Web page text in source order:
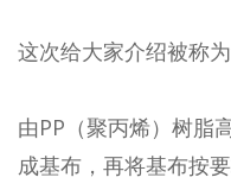
这次给大家介绍被称
由PP（聚丙烯）树脂
成基布，再将基布按